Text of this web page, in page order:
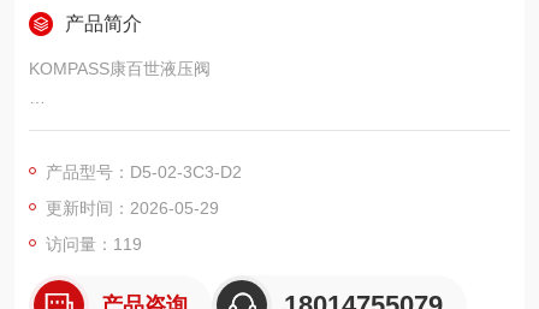
产品简介
KOMPASS康百世液压阀
一、品牌概况
份有限公司，隶属朝田企业集团，1978 年创立于中国台湾，总部
产品型号：D5-02-3C3-D2
更新时间：2026-05-29
访问量：119